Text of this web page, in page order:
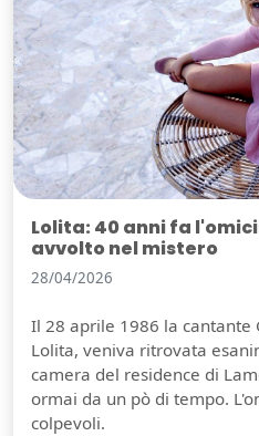
Lolita: 40 anni fa
avvolto nel mistero
28/04/2026
Il 28 aprile 1986 la cantante
Lolita, veniva ritrovata
camera del residence di
ormai da un pò di tempo.
colpevoli.